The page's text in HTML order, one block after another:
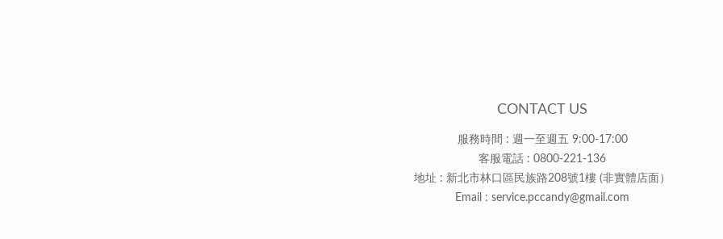
CONTACT US
服務時間 : 週一至週五 9:00-17:00
客服電話 : 0800-221-136
地址 : 新北市林口區民族路208號1樓 (非實體店面）
Email : service.pccandy@gmail.com